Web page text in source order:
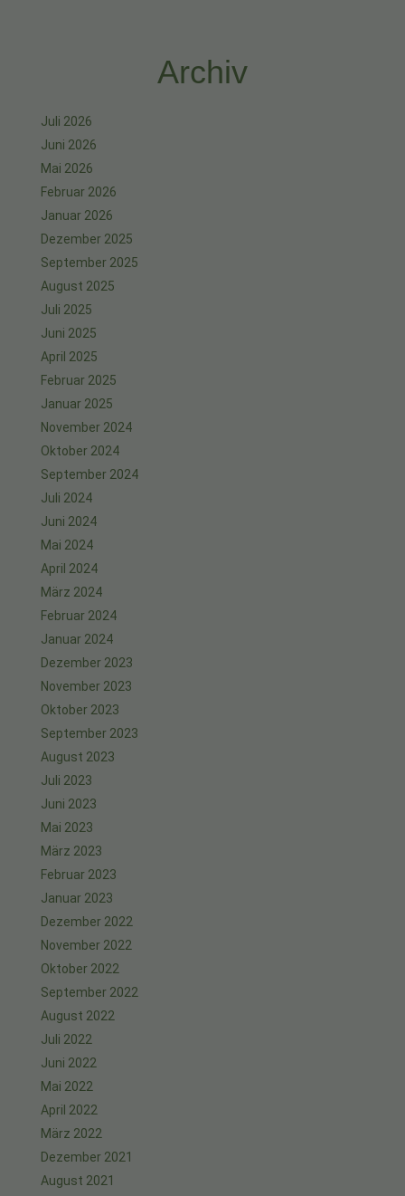
Archiv
Juli 2026
Juni 2026
Mai 2026
Februar 2026
Januar 2026
Dezember 2025
September 2025
August 2025
Juli 2025
Juni 2025
April 2025
Februar 2025
Januar 2025
November 2024
Oktober 2024
September 2024
Juli 2024
Juni 2024
Mai 2024
April 2024
März 2024
Februar 2024
Januar 2024
Dezember 2023
November 2023
Oktober 2023
September 2023
August 2023
Juli 2023
Juni 2023
Mai 2023
März 2023
Februar 2023
Januar 2023
Dezember 2022
November 2022
Oktober 2022
September 2022
August 2022
Juli 2022
Juni 2022
Mai 2022
April 2022
März 2022
Dezember 2021
August 2021